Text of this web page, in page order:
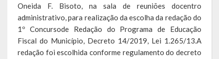
Educação e Cultura
Obras e Viação
Saúde e Assistência Social
Oneida F. Bisoto, na sala de reuniões docentro
administrativo, para realização da escolha da redação do
1º Concursode Redação do Programa de Educação
Fiscal do Município, Decreto 14/2019, Lei 1.265/13.A
redação foi escolhida conforme regulamento do decreto